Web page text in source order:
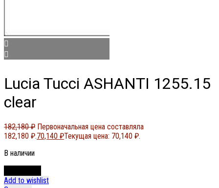
Lucia Tucci ASHANTI 1255.15
clear
182,180₽ Первоначальная цена составляла
182,180 ₽.70,140 ₽Текущая цена: 70,140 ₽.
В наличии
Add to wishlist